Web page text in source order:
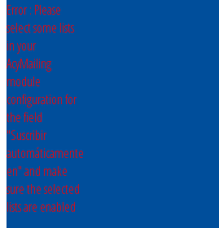
Error : Please
select some lists
in your
AcyMailing
module
configuration for
the field
"Suscribir
automáticamente
en" and make
sure the selected
lists are enabled